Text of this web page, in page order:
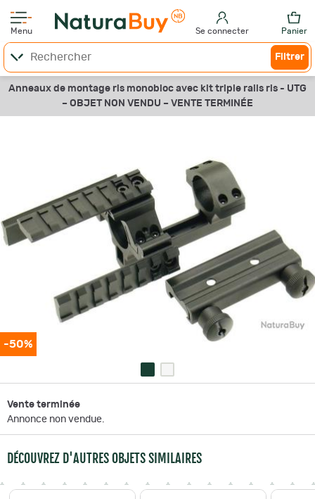
Menu Se connecter Panier
Filtrer
Anneaux de montage ris monobloc avec kit triple rails ris - UTG
– OBJET NON VENDU – VENTE TERMINÉE
-50%
Vente terminée
Annonce non vendue.
DÉCOUVREZ D'AUTRES OBJETS SIMILAIRES